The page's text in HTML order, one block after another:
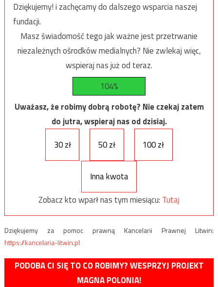
Dziękujemy! i zachęcamy do dalszego wsparcia naszej
fundacji.
Masz świadomość tego jak ważne jest przetrwanie
niezależnych ośrodków medialnych? Nie zwlekaj więc,
wspieraj nas już od teraz.
104%
Uważasz, że robimy dobrą robotę? Nie czekaj zatem
do jutra, wspieraj nas od dzisiaj.
30 zł
50 zł 100 zł
Inna kwota
Zobacz kto wparł nas tym miesiącu: Tutaj
Dziękujemy za pomoc prawną Kancelarii Prawnej Litwin:
https://kancelaria-litwin.pl
PODOBA CI SIĘ TO CO ROBIMY? WESPRZYJ PROJEKT
MAGNA POLONIA!